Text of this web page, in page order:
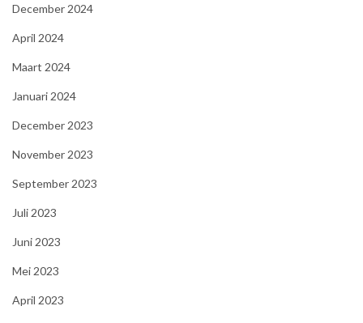
December 2024
April 2024
Maart 2024
Januari 2024
December 2023
November 2023
September 2023
Juli 2023
Juni 2023
Mei 2023
April 2023